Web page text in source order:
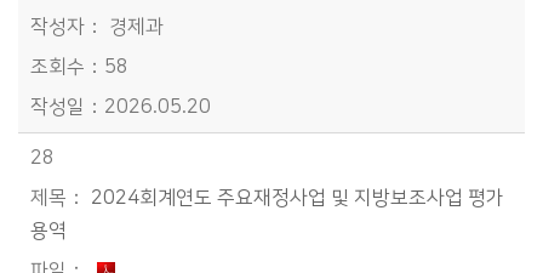
경제과
58
2026.05.20
28
2024회계연도 주요재정사업 및 지방보조사업 평가
용역